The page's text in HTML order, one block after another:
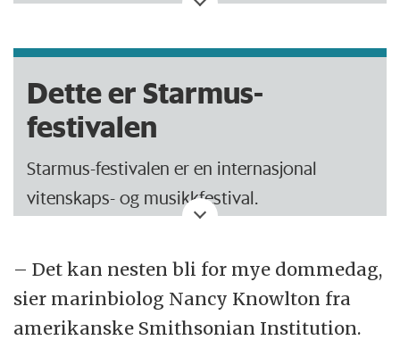
skjedde.
Må livet i rommet ligne på vårt?
I skyggen av Neil deGrasse Tyson
Tror nye forskerspirer vil gro etter
Starmus-festivalen
Kan kunstig intelligens true
menneskeheten?
Dette er Starmus-
festivalen
Starmus-festivalen er en internasjonal
vitenskaps- og musikkfestival.
deretter i 2014 og 2016, alle tre gangene på
Kanariøyene Tenerife og La Palma.
– Det kan nesten bli for mye dommedag,
sier marinbiolog Nancy Knowlton fra
amerikanske Smithsonian Institution.